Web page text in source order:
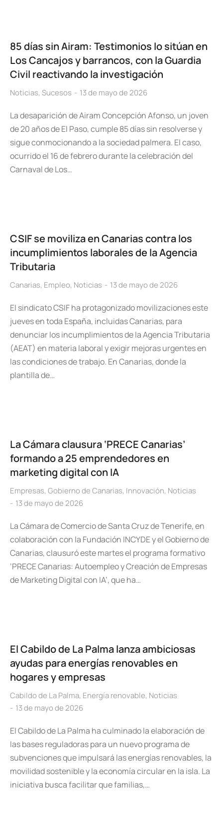
85 días sin Airam: Testimonios lo sitúan en
Los Cancajos y barrancos, con la Guardia
Civil reactivando la investigación
Noticias, Sucesos 13 de mayo de 2026
La desaparición de Airam Concepción Afonso, un joven
de 20 años de El Paso, cumple 85 días sin resolverse y
sigue conmocionando a la sociedad palmera. El caso,
ocurrido el 16 de febrero durante la celebración del
Carnaval de Los…
CSIF se moviliza en Canarias contra los
incumplimientos laborales de la Agencia
Tributaria
Canarias, Empleo, Noticias 13 de mayo de 2026
El sindicato CSIF ha protagonizado movilizaciones este
jueves en toda España, incluidas Canarias, para
denunciar los incumplimientos de la Agencia Tributaria
(AEAT) en materia laboral y exigir mejoras urgentes en
las condiciones de trabajo. En Canarias, donde la
plantilla de…
La Cámara clausura ‘PRECE Canarias’
formando a 25 emprendedores en
marketing digital con IA
Empresas, Gobierno de Canarias, Innovación, Noticias
13 de mayo de 2026
La Cámara de Comercio de Santa Cruz de Tenerife, en
colaboración con la Fundación INCYDE y el Gobierno de
Canarias, clausuró este martes el programa formativo
‘PRECE Canarias: Autoempleo y Creación de Empresas
de Marketing Digital con IA’, que ha…
El Cabildo de La Palma lanza ambiciosas
ayudas para energías renovables en
hogares y empresas
Cabildo de La Palma, Energía renovable, Noticias
13 de mayo de 2026
El Cabildo de La Palma ha culminado la elaboración de
las bases reguladoras para un nuevo programa de
subvenciones que impulsará las energías renovables, la
movilidad sostenible y la economía circular en la isla. La
iniciativa busca facilitar que familias,…